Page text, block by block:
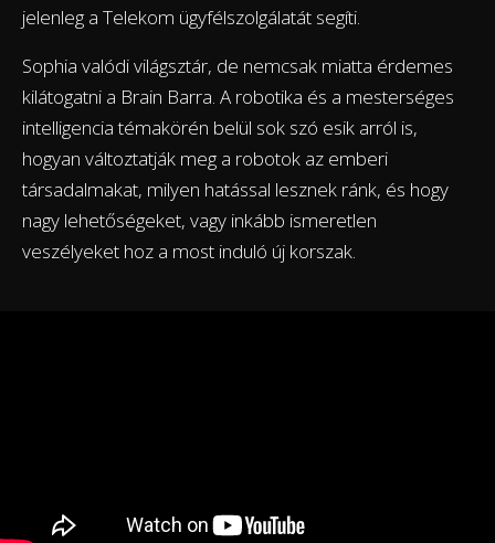
jelenleg a Telekom ügyfélszolgálatát segíti.
Sophia valódi világsztár, de nemcsak miatta érdemes
kilátogatni a Brain Barra. A robotika és a mesterséges
intelligencia témakörén belül sok szó esik arról is,
hogyan változtatják meg a robotok az emberi
társadalmakat, milyen hatással lesznek ránk, és hogy
nagy lehetőségeket, vagy inkább ismeretlen
veszélyeket hoz a most induló új korszak.